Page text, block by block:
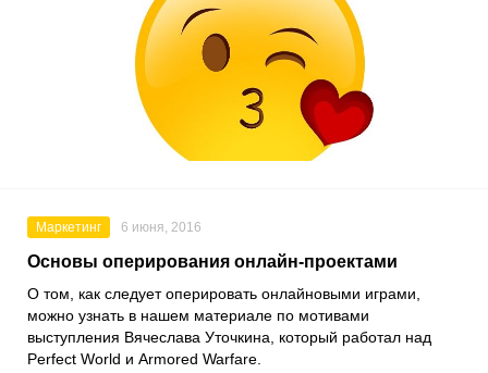
Маркетинг 6 июня, 2016
Основы оперирования онлайн-проектами
О том, как следует оперировать онлайновыми играми,
можно узнать в нашем материале по мотивами
выступления Вячеслава Уточкина, который работал над
Perfect World и Armored Warfare.